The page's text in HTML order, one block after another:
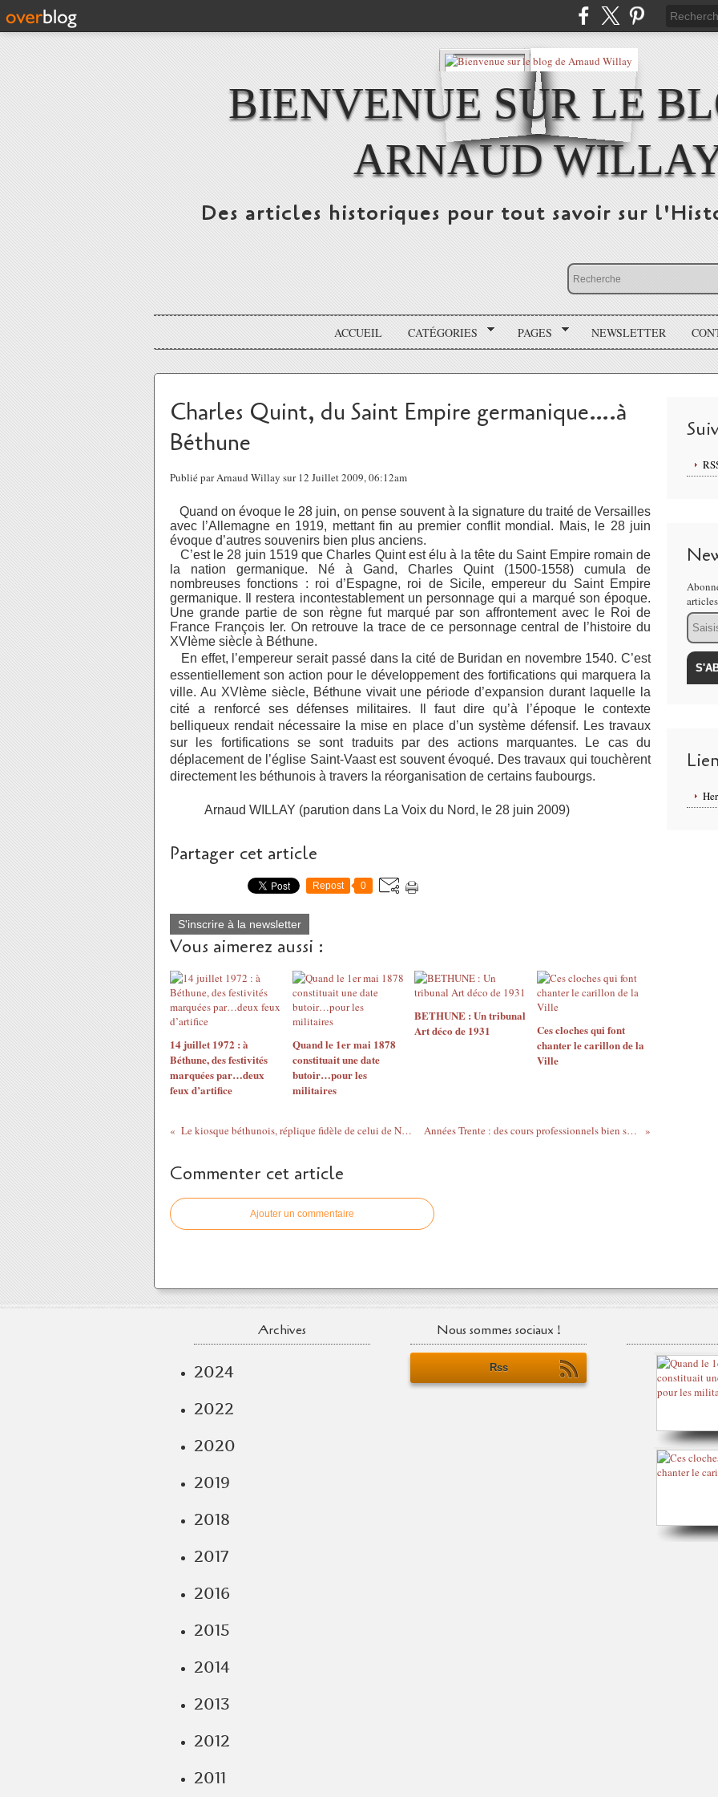
BIENVENUE SUR LE
ARNAUD
Des articles historiques pour tout savoir sur
ACCUEIL CATÉGORIES PAGES NEWSLETTER
Charles Quint, du Saint Empire germanique….à
Béthune
Publié par Arnaud Willay sur 12 Juillet 2009, 06:12am
Quand on évoque le 28 juin, on pense souvent à la signature du traité de Versailles
avec l’Allemagne en 1919, mettant fin au premier conflit mondial. Mais, le 28 juin
évoque d’autres souvenirs bien plus anciens.
C’est le 28 juin 1519 que Charles Quint est élu à la tête du Saint Empire romain de
la nation germanique. Né à Gand, Charles Quint (1500-1558) cumula de
nombreuses fonctions : roi d’Espagne, roi de Sicile, empereur du Saint Empire
germanique. Il restera incontestablement un personnage qui a marqué son époque.
Une grande partie de son règne fut marqué par son affrontement avec le Roi de
France François Ier. On retrouve la trace de ce personnage central de l’histoire du
XVIème siècle à Béthune.
En effet, l’empereur serait passé dans la cité de Buridan en novembre 1540. C’est
essentiellement son action pour le développement des fortifications qui marquera la
ville. Au XVIème siècle, Béthune vivait une période d’expansion durant laquelle la
cité a renforcé ses défenses militaires. Il faut dire qu’à l’époque le contexte
belliqueux rendait nécessaire la mise en place d’un système défensif. Les travaux
sur les fortifications se sont traduits par des actions marquantes. Le cas du
déplacement de l’église Saint-Vaast est souvent évoqué. Des travaux qui touchèrent
directement les béthunois à travers la réorganisation de certains faubourgs.
Arnaud WILLAY (parution dans La Voix du Nord, le 28 juin 2009)
Partager cet article
Repost 0
S'inscrire à la newsletter
Vous aimerez aussi :
14 juillet 1972 : à
Béthune, des festivités
marquées par…deux
feux d’artifice
Quand le 1er mai 1878
constituait une date
butoir…pour les
militaires
BETHUNE : Un tribunal
Art déco de 1931
Ces cloches qui font
chanter le carillon de la
Ville
Le kiosque béthunois, réplique fidèle de celui de Nancy Années Trente : des cours professionnels bien suivis
Commenter cet article
Ajouter un commentaire
Email
Archives
2024
2022
2020
2019
2018
2017
2016
2015
2014
2013
2012
2011
Nous sommes sociaux !
Rss